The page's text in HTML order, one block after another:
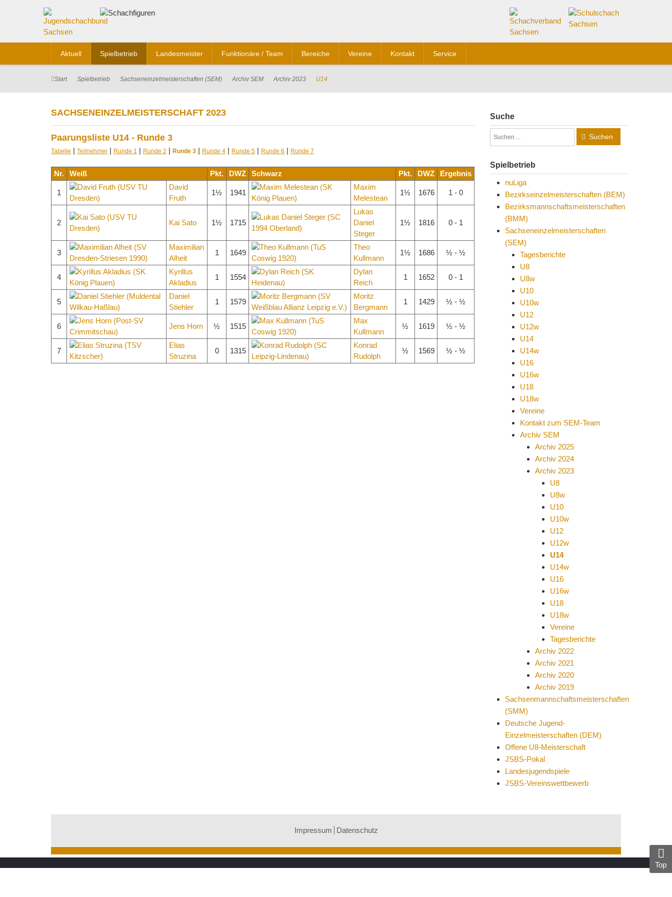
Aktuell Spielbetrieb Landesmeister Funktionäre / Team Bereiche Vereine Kontakt Service
Start Spielbetrieb Sachseneinzelmeisterschaften (SEM) Archiv SEM Archiv 2023 U14
SACHSENEINZELMEISTERSCHAFT 2023
Paarungsliste U14 - Runde 3
Tabelle | Teilnehmer | Runde 1 | Runde 2 | Runde 3 | Runde 4 | Runde 5 | Runde 6 | Runde 7
Nr. Weiß Pkt. DWZ Schwarz Pkt. DWZ Ergebnis
1
David
Fruth
1½ 1941
Maxim
Melestean
1½ 1676 1 - 0
2 Kai Sato 1½ 1715
Lukas
Daniel
Steger
1½ 1816 0 - 1
3
Maximilian
Alheit
1 1649
Theo
Kullmann
1½ 1686 ½ - ½
4
Kyrillus
Akladius
1 1554
Dylan
Reich
1 1652 0 - 1
5
Daniel
Stiehler
1 1579
Moritz
Bergmann
1 1429 ½ - ½
6 Jens Horn ½ 1515
Max
Kullmann
½ 1619 ½ - ½
7
Elias
Struzina
0 1315
Konrad
Rudolph
½ 1569 ½ - ½
Suche
Suchen
Spielbetrieb
nuLiga
Bezirkseinzelmeisterschaften (BEM)
Bezirksmannschaftsmeisterschaften
(BMM)
Sachseneinzelmeisterschaften
(SEM)
Tagesberichte
U8
U8w
U10
U10w
U12
U12w
U14
U14w
U16
U16w
U18
U18w
Vereine
Kontakt zum SEM-Team
Archiv SEM
Archiv 2025
Archiv 2024
Archiv 2023
U8
U8w
U10
U10w
U12
U12w
U14
U14w
U16
U16w
U18
U18w
Vereine
Tagesberichte
Archiv 2022
Archiv 2021
Archiv 2020
Archiv 2019
Sachsenmannschaftsmeisterschaften
(SMM)
Deutsche Jugend-
Einzelmeisterschaften (DEM)
Offene U8-Meisterschaft
JSBS-Pokal
Landesjugendspiele
JSBS-Vereinswettbewerb
Impressum Datenschutz
Top